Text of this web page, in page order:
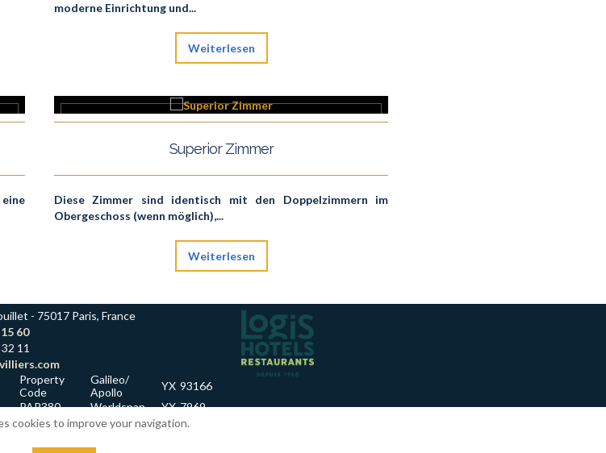
moderne Einrichtung und...
Weiterlesen
Superior Zimmer
Diese Zimmer sind identisch mit den Doppelzimmern im
Obergeschoss (wenn möglich),...
Weiterlesen
- 75017 Paris, France
60
11
Property
Code
Galileo/
Apollo
YX 93166
PAR380 Worldspan YX 7969
42599 Pegs ADS RO27522
cookies to improve your navigation.